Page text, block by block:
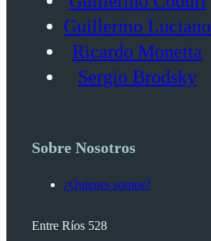
Guillermo Luciano
Ricardo Monetta
Sergio Brodsky
Sobre Nosotros
¿Quienes somos?
Entre Ríos 528